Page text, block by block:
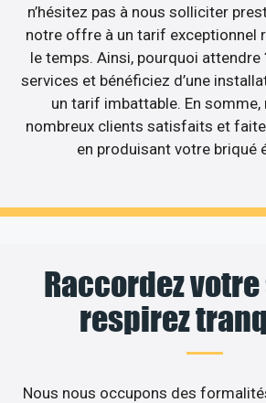
n’hésitez pas à nous solliciter
notre offre à un tarif exceptionnel
le temps. Ainsi, pourquoi attendre
services et bénéficiez d’une
un tarif imbattable. En
nombreux clients satisfaits et
en produisant votre briqué
Raccordez
respirez
Nous nous occupons des